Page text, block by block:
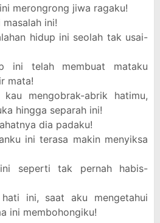
merongrong jiwa ragaku!
ini!
hidup ini seolah tak usai-
ini telah membuat mataku
mata!
kau mengobrak-abrik hatimu,
hingga separah ini!
dia padaku!
ini terasa makin menyiksa
seperti tak pernah habis-
ini, saat aku mengetahui
ini membohongiku!